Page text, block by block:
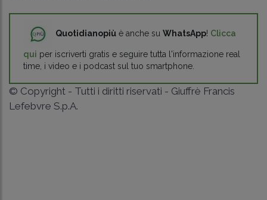
Quotidianopiù è anche su WhatsApp! Clicca
qui per iscriverti gratis e seguire tutta l'informazione real
time, i video e i podcast sul tuo smartphone.
© Copyright - Tutti i diritti riservati - Giuffrè Francis
Lefebvre S.p.A.